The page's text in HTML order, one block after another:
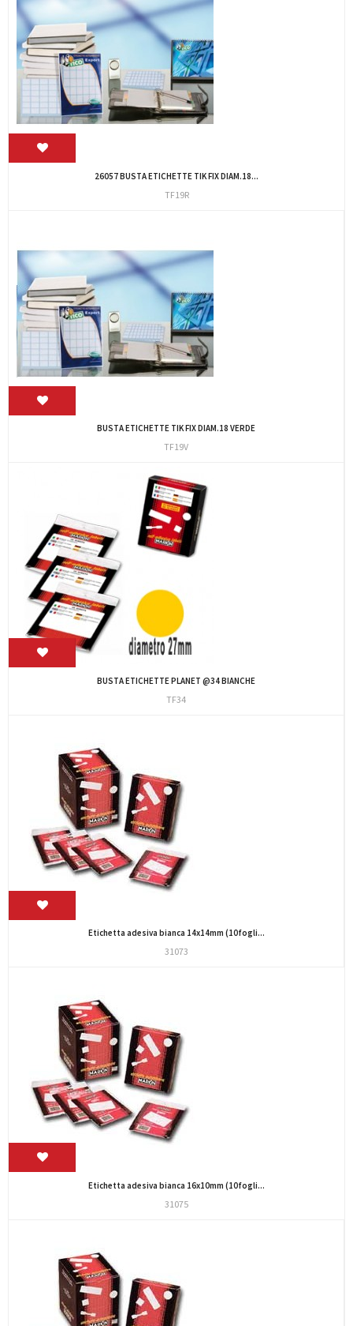
26057 BUSTA ETICHETTE TIK FIX DIAM.18...
TF19R
BUSTA ETICHETTE TIK FIX DIAM.18 VERDE
TF19V
BUSTA ETICHETTE PLANET @34 BIANCHE
TF34
Etichetta adesiva bianca 14x14mm (10fogli...
31073
Etichetta adesiva bianca 16x10mm (10fogli...
31075